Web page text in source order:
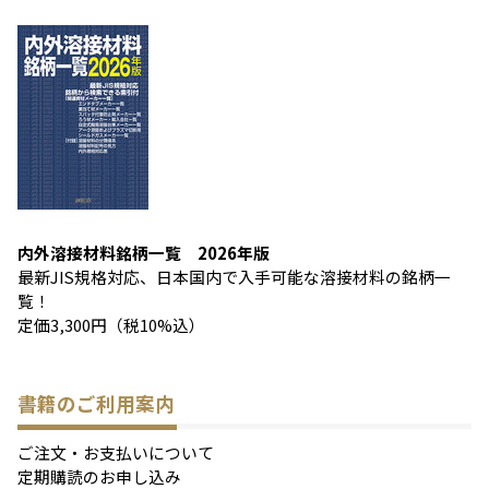
内外溶接材料銘柄一覧 2026年版
最新JIS規格対応、日本国内で入手可能な溶接材料の銘柄一
覧！
定価3,300円（税10%込）
書籍のご利用案内
ご注文・お支払いについて
定期購読のお申し込み